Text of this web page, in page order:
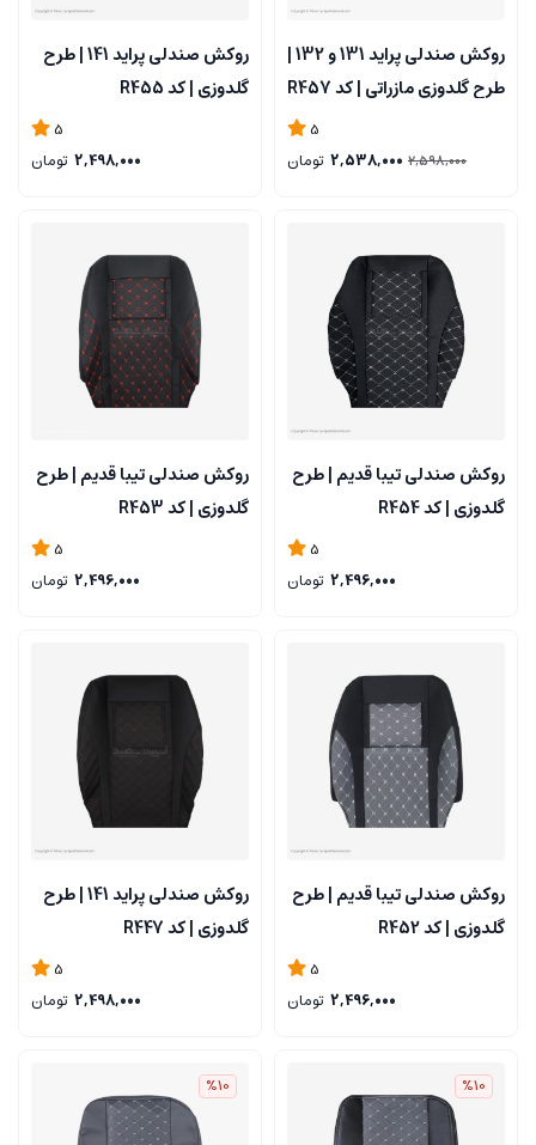
روکش صندلی پراید 131 و 132 |
طرح گلدوزی مازراتی | کد R457
5
2,598,000
2,538,000 تومان
روکش صندلی پراید 141 | طرح
گلدوزی | کد R455
5
2,498,000 تومان
روکش صندلی تیبا قدیم | طرح
گلدوزی | کد R454
5
2,496,000 تومان
روکش صندلی تیبا قدیم | طرح
گلدوزی | کد R453
5
2,496,000 تومان
روکش صندلی تیبا قدیم | طرح
گلدوزی | کد R452
5
2,496,000 تومان
روکش صندلی پراید 141 | طرح
گلدوزی | کد R447
5
2,498,000 تومان
%10
%10